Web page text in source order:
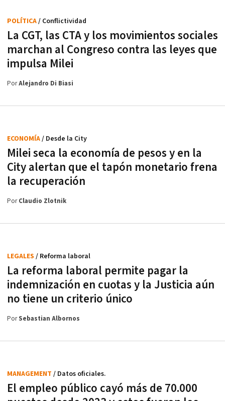
La CGT, las CTA y los movimientos sociales
marchan al Congreso contra las leyes que
impulsa Milei
POLÍTICA/ Conflictividad
PorAlejandro Di Biasi
Milei seca la economía de pesos y en la
City alertan que el tapón monetario frena
la recuperación
ECONOMÍA/ Desde la City
PorClaudio Zlotnik
La reforma laboral permite pagar la
indemnización en cuotas y la Justicia aún
no tiene un criterio único
LEGALES / Reforma laboral
PorSebastian Albornos
El empleo público cayó más de 70.000
MANAGEMENT / Datos oficiales.